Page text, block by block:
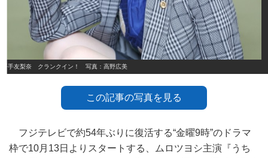
平手友梨奈 クランクイン！ 写真：高野広美
この記事の写真を見る
フジテレビで約54年ぶりに復活する“金曜9時”のドラマ
枠で10月13日よりスタートする、ムロツヨシ主演『うち